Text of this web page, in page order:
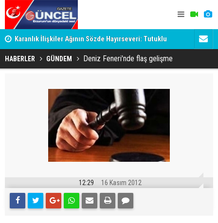
Karanlık İlişkiler Ağının Sözde Hayırseveri: Tutuklu
Memet Aca Dosyası
Dadaş'a
HABERLER GÜNDEM Deniz Feneri'nde flaş gelişme
12:29 16 Kasım 2012